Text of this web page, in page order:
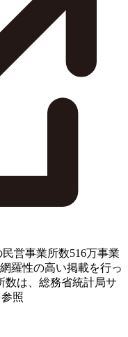
営事業所数516万事業
羅性の高い掲載を行っ
数は、総務省統計局サ
照